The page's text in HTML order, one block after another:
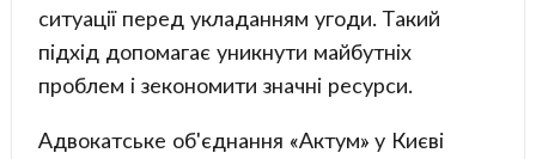
ситуації перед укладанням угоди. Такий
підхід допомагає уникнути майбутніх
проблем і зекономити значні ресурси.
Адвокатське об'єднання «Актум» у Києві